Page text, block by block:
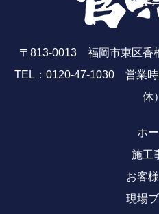
〒813-0013 福岡市東区香
TEL：0120-47-1030 営業
休）
ホ
施工
お客
現場